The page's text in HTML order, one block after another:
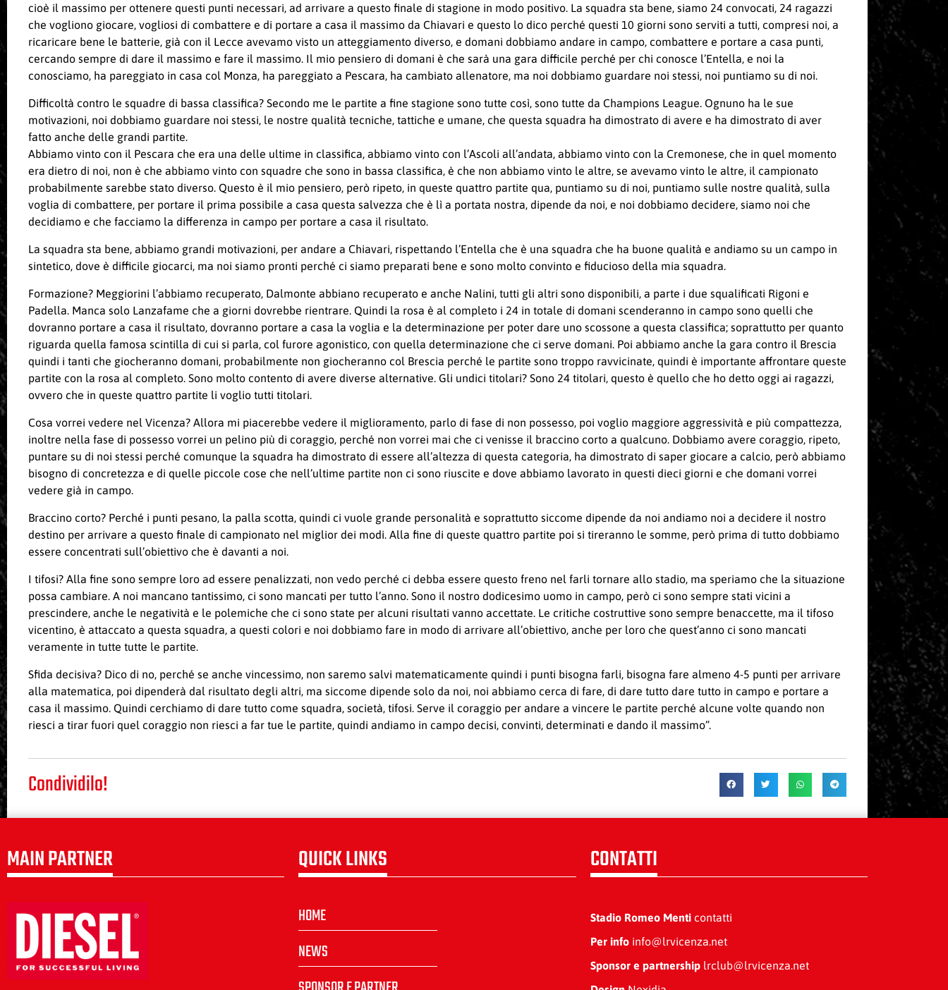
cioè il massimo per ottenere questi punti necessari, ad arrivare a questo finale di stagione in modo positivo. La squadra sta bene, siamo 24 convocati, 24 ragazzi
che vogliono giocare, vogliosi di combattere e di portare a casa il massimo da Chiavari e questo lo dico perché questi 10 giorni sono serviti a tutti, compresi noi, a
ricaricare bene le batterie, già con il Lecce avevamo visto un atteggiamento diverso, e domani dobbiamo andare in campo, combattere e portare a casa punti,
cercando sempre di dare il massimo e fare il massimo. Il mio pensiero di domani è che sarà una gara difficile perché per chi conosce l’Entella, e noi la
conosciamo, ha pareggiato in casa col Monza, ha pareggiato a Pescara, ha cambiato allenatore, ma noi dobbiamo guardare noi stessi, noi puntiamo su di noi.
Difficoltà contro le squadre di bassa classifica? Secondo me le partite a fine stagione sono tutte così, sono tutte da Champions League. Ognuno ha le sue
motivazioni, noi dobbiamo guardare noi stessi, le nostre qualità tecniche, tattiche e umane, che questa squadra ha dimostrato di avere e ha dimostrato di aver
fatto anche delle grandi partite.
Abbiamo vinto con il Pescara che era una delle ultime in classifica, abbiamo vinto con l’Ascoli all’andata, abbiamo vinto con la Cremonese, che in quel momento
era dietro di noi, non è che abbiamo vinto con squadre che sono in bassa classifica, è che non abbiamo vinto le altre, se avevamo vinto le altre, il campionato
probabilmente sarebbe stato diverso. Questo è il mio pensiero, però ripeto, in queste quattro partite qua, puntiamo su di noi, puntiamo sulle nostre qualità, sulla
voglia di combattere, per portare il prima possibile a casa questa salvezza che è lì a portata nostra, dipende da noi, e noi dobbiamo decidere, siamo noi che
decidiamo e che facciamo la differenza in campo per portare a casa il risultato.
La squadra sta bene, abbiamo grandi motivazioni, per andare a Chiavari, rispettando l’Entella che è una squadra che ha buone qualità e andiamo su un campo in
sintetico, dove è difficile giocarci, ma noi siamo pronti perché ci siamo preparati bene e sono molto convinto e fiducioso della mia squadra.
Formazione? Meggiorini l’abbiamo recuperato, Dalmonte abbiano recuperato e anche Nalini, tutti gli altri sono disponibili, a parte i due squalificati Rigoni e
Padella. Manca solo Lanzafame che a giorni dovrebbe rientrare. Quindi la rosa è al completo i 24 in totale di domani scenderanno in campo sono quelli che
dovranno portare a casa il risultato, dovranno portare a casa la voglia e la determinazione per poter dare uno scossone a questa classifica; soprattutto per quanto
riguarda quella famosa scintilla di cui si parla, col furore agonistico, con quella determinazione che ci serve domani. Poi abbiamo anche la gara contro il Brescia
quindi i tanti che giocheranno domani, probabilmente non giocheranno col Brescia perché le partite sono troppo ravvicinate, quindi è importante affrontare queste
partite con la rosa al completo. Sono molto contento di avere diverse alternative. Gli undici titolari? Sono 24 titolari, questo è quello che ho detto oggi ai ragazzi,
ovvero che in queste quattro partite li voglio tutti titolari.
Cosa vorrei vedere nel Vicenza? Allora mi piacerebbe vedere il miglioramento, parlo di fase di non possesso, poi voglio maggiore aggressività e più compattezza,
inoltre nella fase di possesso vorrei un pelino più di coraggio, perché non vorrei mai che ci venisse il braccino corto a qualcuno. Dobbiamo avere coraggio, ripeto,
puntare su di noi stessi perché comunque la squadra ha dimostrato di essere all’altezza di questa categoria, ha dimostrato di saper giocare a calcio, però abbiamo
bisogno di concretezza e di quelle piccole cose che nell’ultime partite non ci sono riuscite e dove abbiamo lavorato in questi dieci giorni e che domani vorrei
vedere già in campo.
Braccino corto? Perché i punti pesano, la palla scotta, quindi ci vuole grande personalità e soprattutto siccome dipende da noi andiamo noi a decidere il nostro
destino per arrivare a questo finale di campionato nel miglior dei modi. Alla fine di queste quattro partite poi si tireranno le somme, però prima di tutto dobbiamo
essere concentrati sull’obiettivo che è davanti a noi.
I tifosi? Alla fine sono sempre loro ad essere penalizzati, non vedo perché ci debba essere questo freno nel farli tornare allo stadio, ma speriamo che la situazione
possa cambiare. A noi mancano tantissimo, ci sono mancati per tutto l’anno. Sono il nostro dodicesimo uomo in campo, però ci sono sempre stati vicini a
prescindere, anche le negatività e le polemiche che ci sono state per alcuni risultati vanno accettate. Le critiche costruttive sono sempre benaccette, ma il tifoso
vicentino, è attaccato a questa squadra, a questi colori e noi dobbiamo fare in modo di arrivare all’obiettivo, anche per loro che quest’anno ci sono mancati
veramente in tutte tutte le partite.
Sfida decisiva? Dico di no, perché se anche vincessimo, non saremo salvi matematicamente quindi i punti bisogna farli, bisogna fare almeno 4-5 punti per arrivare
alla matematica, poi dipenderà dal risultato degli altri, ma siccome dipende solo da noi, noi abbiamo cerca di fare, di dare tutto dare tutto in campo e portare a
casa il massimo. Quindi cerchiamo di dare tutto come squadra, società, tifosi. Serve il coraggio per andare a vincere le partite perché alcune volte quando non
riesci a tirar fuori quel coraggio non riesci a far tue le partite, quindi andiamo in campo decisi, convinti, determinati e dando il massimo”.
Condividilo!
MAIN PARTNER QUICK LINKS
HOME
NEWS
CONTATTI
Stadio Romeo Menticontatti
Per infoinfo@lrvicenza.net
Sponsor e partnershiplrclub@lrvicenza.net